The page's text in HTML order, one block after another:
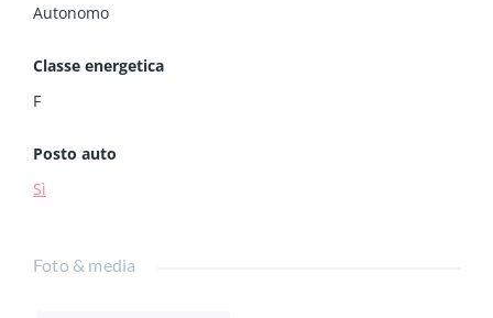
Autonomo
Classe energetica
F
Posto auto
Sì
Foto & media